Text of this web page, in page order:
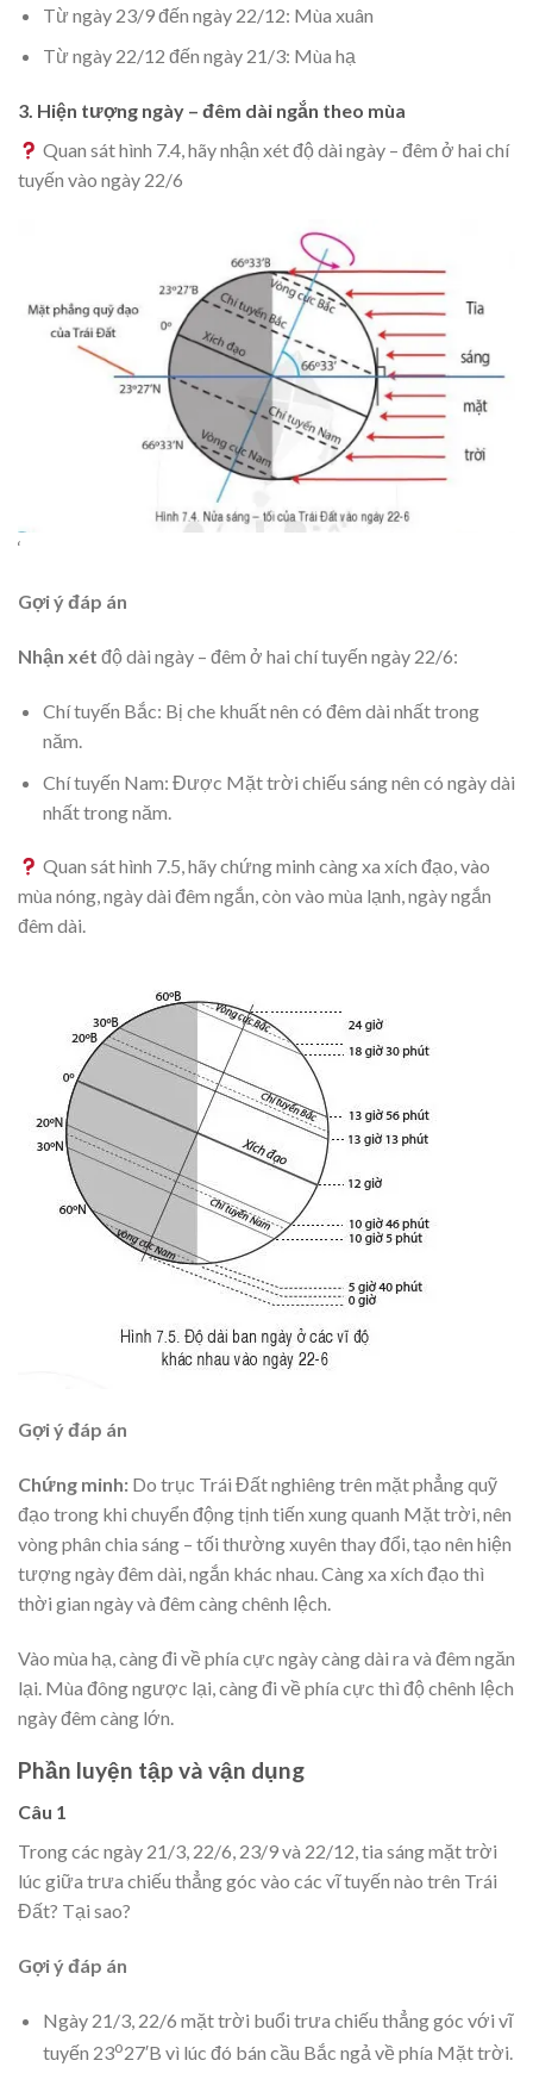
Từ ngày 23/9 đến ngày 22/12: Mùa xuân
Từ ngày 22/12 đến ngày 21/3: Mùa hạ
3. Hiện tượng ngày – đêm dài ngắn theo mùa
Quan sát hình 7.4, hãy nhận xét độ dài ngày – đêm ở hai chí
tuyến vào ngày 22/6
‘
Gợi ý đáp án
Nhận xét độ dài ngày – đêm ở hai chí tuyến ngày 22/6:
Chí tuyến Bắc: Bị che khuất nên có đêm dài nhất trong
năm.
Chí tuyến Nam: Được Mặt trời chiếu sáng nên có ngày dài
nhất trong năm.
Quan sát hình 7.5, hãy chứng minh càng xa xích đạo, vào
mùa nóng, ngày dài đêm ngắn, còn vào mùa lạnh, ngày ngắn
đêm dài.
Gợi ý đáp án
Chứng minh: Do trục Trái Đất nghiêng trên mặt phẳng quỹ
đạo trong khi chuyển động tịnh tiến xung quanh Mặt trời, nên
vòng phân chia sáng – tối thường xuyên thay đổi, tạo nên hiện
tượng ngày đêm dài, ngắn khác nhau. Càng xa xích đạo thì
thời gian ngày và đêm càng chênh lệch.
Vào mùa hạ, càng đi về phía cực ngày càng dài ra và đêm ngăn
lại. Mùa đông ngược lại, càng đi về phía cực thì độ chênh lệch
ngày đêm càng lớn.
Phần luyện tập và vận dụng
Câu 1
Trong các ngày 21/3, 22/6, 23/9 và 22/12, tia sáng mặt trời
lúc giữa trưa chiếu thẳng góc vào các vĩ tuyến nào trên Trái
Đất? Tại sao?
Gợi ý đáp án
Ngày 21/3, 22/6 mặt trời buổi trưa chiếu thẳng góc với vĩ
tuyến 23o27′B vì lúc đó bán cầu Bắc ngả về phía Mặt trời.